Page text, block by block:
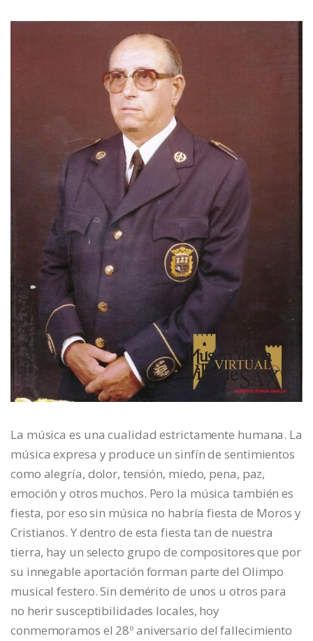
La música es una cualidad estrictamente humana. La
música expresa y produce un sinfín de sentimientos
como alegría, dolor, tensión, miedo, pena, paz,
emoción y otros muchos. Pero la música también es
fiesta, por eso sin música no habría fiesta de Moros y
Cristianos. Y dentro de esta fiesta tan de nuestra
tierra, hay un selecto grupo de compositores que por
su innegable aportación forman parte del Olimpo
musical festero. Sin demérito de unos u otros para
no herir susceptibilidades locales, hoy
conmemoramos el 28º aniversario del fallecimiento